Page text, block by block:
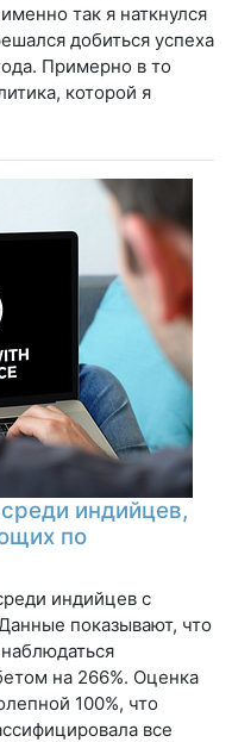
так я наткнулся
добиться успеха
Примерно в то
которой я
индийцев,
по
индийцев с
показывают, что
на 266%. Оценка
100%, что
все